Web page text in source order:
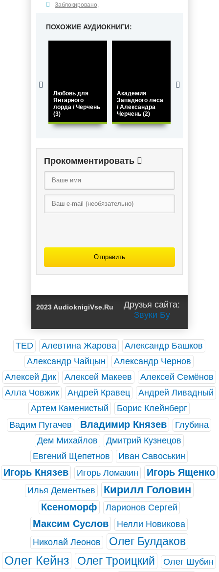
Заблокировано,
ПОХОЖИЕ АУДИОКНИГИ:
Любовь для
Янтарного
лорда / Черчень
(3)
Академия
Западного леса
/ Александра
Черчень (2)
Прокомментировать
Отправить
2023 AudioknigiVse.Ru
Друзья сайта:
Звуки Бу
TED Алевтина Жарова
Александр Башков
Александр Чайцын
Александр Чернов
Алексей Дик
Алексей Макеев
Алексей Семёнов
Алла Човжик
Андрей Кравец
Андрей Ливадный
Артем Каменистый
Борис Клейнберг
Вадим Пугачев
Владимир Князев
Глубина
Дем Михайлов
Дмитрий Кузнецов
Евгений Щепетнов
Иван Савоськин
Игорь Князев Игорь Ломакин Игорь Ященко
Илья Дементьев Кирилл Головин
Ксеноморф Ларионов Сергей
Максим Суслов
Нелли Новикова
Николай Леонов
Олег Булдаков
Олег Кейнз Олег Троицкий Олег Шубин